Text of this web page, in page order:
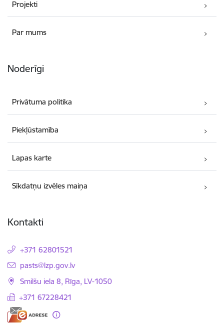
Projekti
Par mums
Noderīgi
Privātuma politika
Piekļūstamība
Lapas karte
Sīkdatņu izvēles maiņa
Kontakti
+371 62801521
E-pasts:
pasts@lzp.gov.lv
Smilšu iela 8, Rīga, LV-1050
+371 67228421